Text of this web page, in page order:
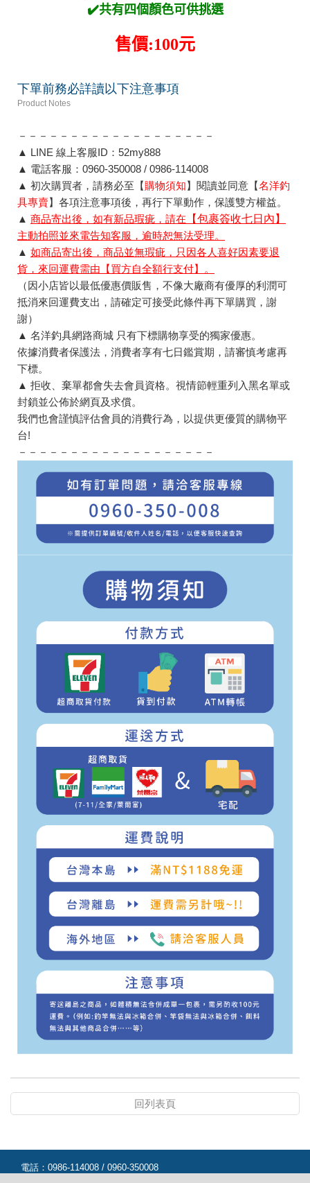
✔️共有四個顏色可供挑選
售價:100元
下單前務必詳讀以下注意事項
Product Notes
－－－－－－－－－－－－－－－－－－－
▲ LINE 線上客服ID：52my888
▲ 電話客服：0960-350008 / 0986-114008
▲ 初次購買者，請務必至【購物須知】閱讀並同意【名洋釣
具專賣】各項注意事項後，再行下單動作，保護雙方權益。
▲ 商品寄出後，如有新品瑕疵，請在 【包裹簽收七日內】
主動拍照並來電告知客服，逾時恕無法受理。
▲ 如商品寄出後，商品並無瑕疵，只因各人喜好因素要退
貨，來回運費需由【買方自全額行支付】。
（因小店皆以最低優惠價販售，不像大廠商有優厚的利潤可
抵消來回運費支出，請確定可接受此條件再下單購買，謝
謝）
▲ 名洋釣具網路商城 只有下標購物享受的獨家優惠。
依據消費者保護法，消費者享有七日鑑賞期，請審慎考慮再
下標。
▲ 拒收、棄單都會失去會員資格。視情節輕重列入黑名單或
封鎖並公佈於網頁及求償。
我們也會謹慎評估會員的消費行為，以提供更優質的購物平
台!
－－－－－－－－－－－－－－－－－－－
回列表頁
電話： 0986-114008 / 0960-350008